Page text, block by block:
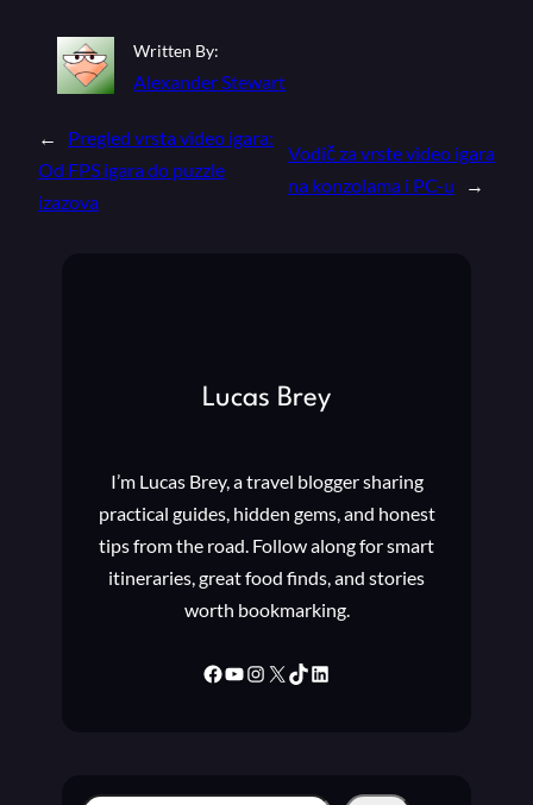
Written By:
Alexander Stewart
←
Pregled vrsta video igara:
Od FPS igara do puzzle
izazova
Vodič za vrste video igara
na konzolama i PC-u
→
Lucas Brey
I’m Lucas Brey, a travel blogger sharing
practical guides, hidden gems, and honest
tips from the road. Follow along for smart
itineraries, great food finds, and stories
worth bookmarking.
Facebook YouTube Instagram X TikTok LinkedIn